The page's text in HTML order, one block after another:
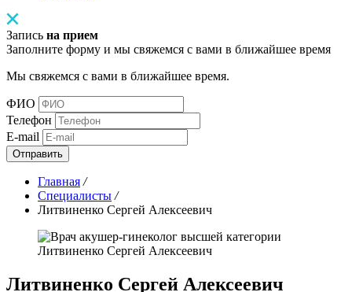
Запись на прием
Заполните форму и мы свяжемся с вами в ближайшее время
Мы свяжемся с вами в ближайшее время.
ФИО
Телефон
E-mail
Отправить
Главная /
Специалисты /
Литвиненко Сергей Алексеевич
Литвиненко Сергей Алексеевич